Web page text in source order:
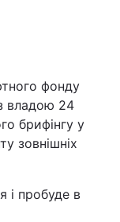
фонду
владою 24
брифінгу у
зовнішніх
і пробуде в